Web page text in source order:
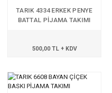
TARIK 4334 ERKEK PENYE
BATTAL PİJAMA TAKIMI
500,00 TL + KDV